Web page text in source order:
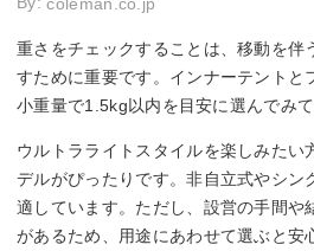
重さをチェックすることは、移動を伴
すために重要です。インナーテントと
小重量で1.5kg以内を目安に選んでみて
ウルトラライトスタイルを楽しみたい
デルがぴったりです。非自立式やシン
適しています。ただし、設営の手間や
があるため、用途にあわせて選ぶと安